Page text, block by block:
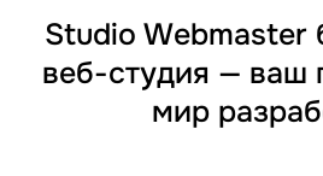
Studio Webmaster
веб-студия — ваш
мир